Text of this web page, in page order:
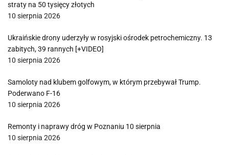
straty na 50 tysięcy złotych
10 sierpnia 2026
Ukraińskie drony uderzyły w rosyjski ośrodek petrochemiczny. 13
zabitych, 39 rannych [+VIDEO]
10 sierpnia 2026
Samoloty nad klubem golfowym, w którym przebywał Trump.
Poderwano F-16
10 sierpnia 2026
Remonty i naprawy dróg w Poznaniu 10 sierpnia
10 sierpnia 2026